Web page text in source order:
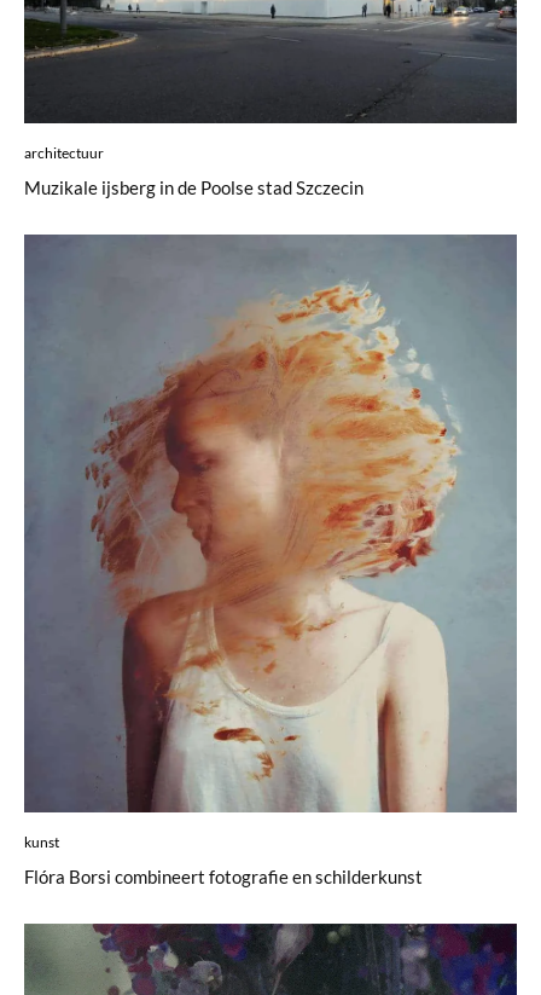
architectuur
Muzikale ijsberg in de Poolse stad Szczecin
kunst
Flóra Borsi combineert fotografie en schilderkunst